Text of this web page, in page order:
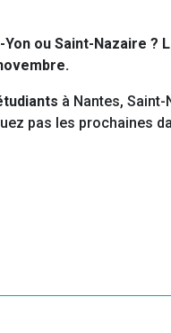
ou Saint-Nazaire ?
à Nantes, Saint-
pas les prochaines